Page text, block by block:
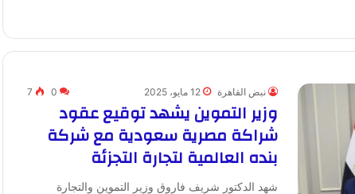
نبض القاهرة 12 مايو، 2025 0
7
وزير التموين يشهد توقيع عقود
شراكة مصرية سعودية مع شركة
بنده العالمية لتجارة التجزئة
شهد الدكتور شريف فاروق وزير التموين والتجارة